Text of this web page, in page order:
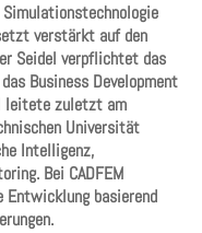
verstärkt auf den
Seidel verpflichtet das
Business Development
leitete zuletzt am
Universität
Intelligenz,
Bei CADFEM
basierend